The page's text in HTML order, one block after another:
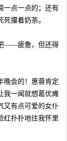
一点一点的；还有
攥着奶茶。
——疲惫，但还得
会的！惠蓉肯定
我一闻就想葛优瘫
又有点可爱的女仆
红扑扑地往我怀里